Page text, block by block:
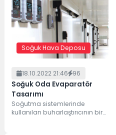
Soğuk Hava Deposu
18.10.2022 21:46 96
Soğuk Oda Evaparatör
Tasarımı
Soğutma sistemlerinde
kullanılan buharlaştırıcının bir